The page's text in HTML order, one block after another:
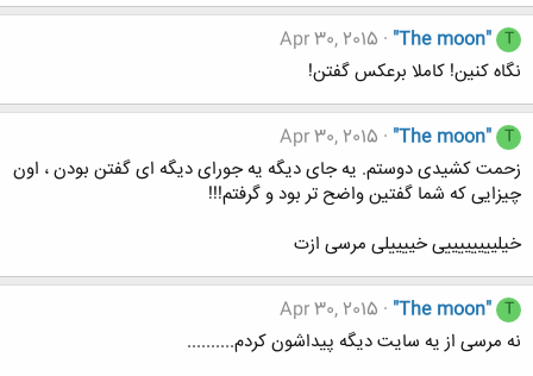
T
"The moon"
Apr 30, 2015
نگاه کنین! کاملا برعکس گفتن!
T
"The moon"
Apr 30, 2015
زحمت کشیدی دوستم. یه جای دیگه یه جورای دیگه ای گفتن بودن ، اون
چیزایی که شما گفتین واضح تر بود و گرفتم!!!
خیلییییییییی خییییلی مرسی ازت
T
"The moon"
Apr 30, 2015
نه مرسی از یه سایت دیگه پیداشون کردم..........